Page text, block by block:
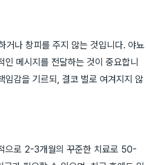
거나 창피를 주지 않는 것입니다. 야뇨
메시지를 전달하는 것이 중요합니
임감을 기르되, 결코 벌로 여겨지지 않
으로 2-3개월의 꾸준한 치료로 50-